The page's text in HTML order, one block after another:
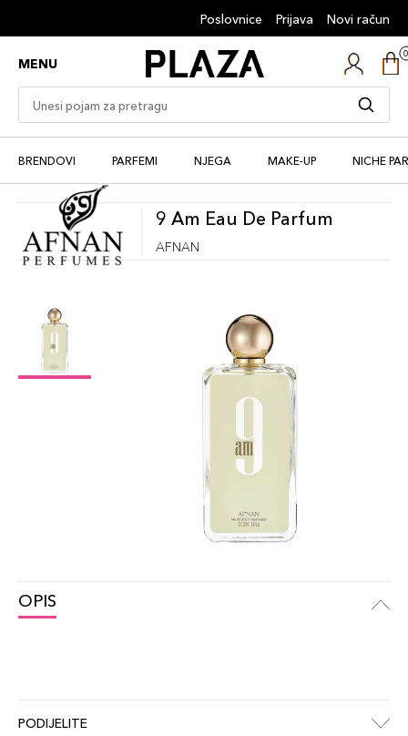
Poslovnice Prijava Novi račun
MENU
BRENDOVI PARFEMI NJEGA MAKE-UP NICHE
9 Am Eau De Parfum
AFNAN
OPIS
PODIJELITE